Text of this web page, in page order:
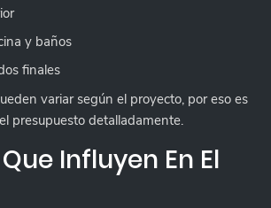
y baños
finales
variar según el proyecto, por eso es
presupuesto detalladamente.
Influyen En El